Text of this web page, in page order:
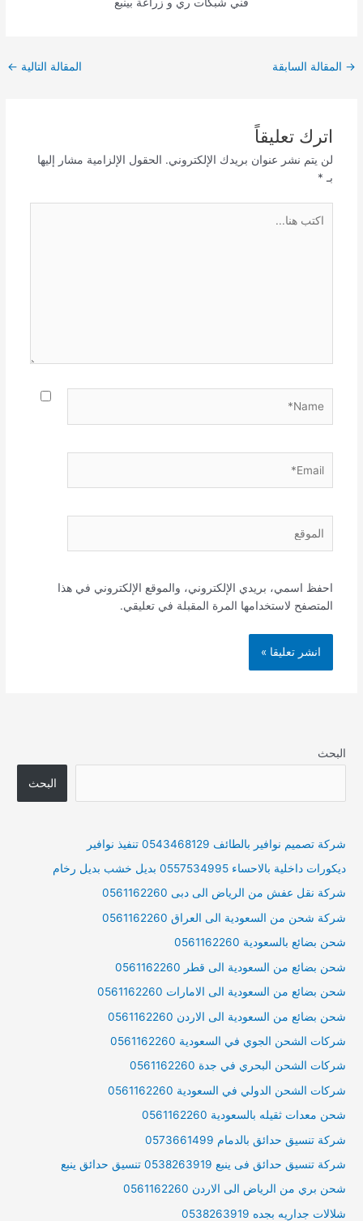
Post
→ المقالة السابقة المقالة التالية ←
اترك تعليقاً
لن يتم نشر عنوان بريدك الإلكتروني. الحقول الإلزامية مشار إليها
بـ *
هنا...
احفظ اسمي، بريدي الإلكتروني، والموقع الإلكتروني في هذا
المتصفح لاستخدامها المرة المقبلة في تعليقي.
البحث
البحث
شركة تصميم نوافير بالطائف 0543468129 تنفيذ نوافير
ديكورات داخلية بالاحساء 0557534995 بديل خشب بديل رخام
شركة نقل عفش من الرياض الى دبى 0561162260
شركة شحن من السعودية الى العراق 0561162260
شحن بضائع بالسعودية 0561162260
شحن بضائع من السعودية الى قطر 0561162260
شحن بضائع من السعودية الى الامارات 0561162260
شحن بضائع من السعودية الى الاردن 0561162260
شركات الشحن الجوي في السعودية 0561162260
شركات الشحن البحري في جدة 0561162260
شركات الشحن الدولي في السعودية 0561162260
شحن معدات ثقيله بالسعودية 0561162260
شركة تنسيق حدائق بالدمام 0573661499
شركة تنسيق حدائق فى ينبع 0538263919 تنسيق حدائق ينبع
شحن بري من الرياض الى الاردن 0561162260
شلالات جداريه بجده 0538263919